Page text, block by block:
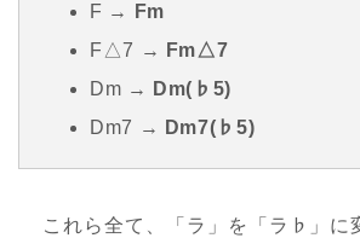
F →
Fm
F△7 →
Fm△7
Dm →
Dm(♭5)
Dm7 →
Dm7(♭5)
これら全て、「ラ」を「ラ♭」に